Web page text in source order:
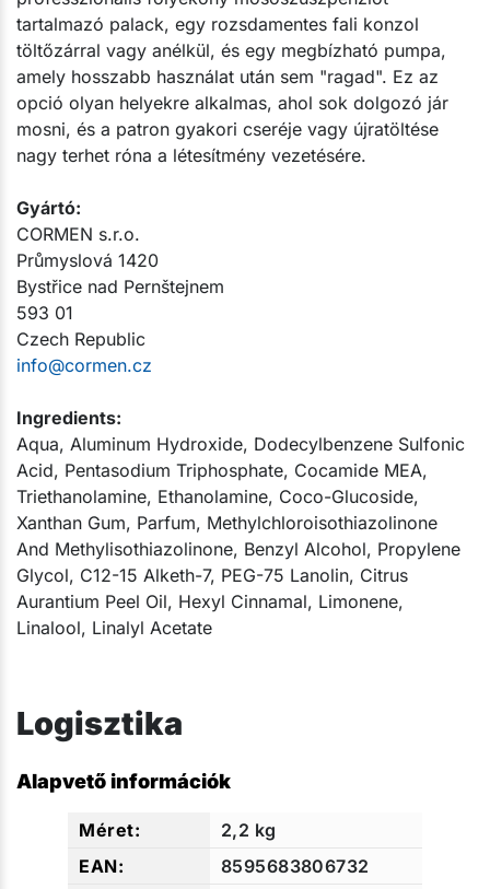
tartalmazó palack, egy rozsdamentes fali konzol
töltőzárral vagy anélkül, és egy megbízható pumpa,
amely hosszabb használat után sem "ragad". Ez az
opció olyan helyekre alkalmas, ahol sok dolgozó jár
mosni, és a patron gyakori cseréje vagy újratöltése
nagy terhet róna a létesítmény vezetésére.
Gyártó:​
CORMEN s.r.o.
Průmyslová 1420
Bystřice nad Pernštejnem
593 01
Czech Republic
info@cormen.cz
Ingredients:
Aqua, Aluminum Hydroxide, Dodecylbenzene Sulfonic
Acid, Pentasodium Triphosphate, Cocamide MEA,
Triethanolamine, Ethanolamine, Coco-Glucoside,
Xanthan Gum, Parfum, Methylchloroisothiazolinone
And Methylisothiazolinone, Benzyl Alcohol, Propylene
Glycol, C12-15 Alketh-7, PEG-75 Lanolin, Citrus
Aurantium Peel Oil, Hexyl Cinnamal, Limonene,
Linalool, Linalyl Acetate​​
Logisztika
Alapvető információk
2,2 kg
8595683806732